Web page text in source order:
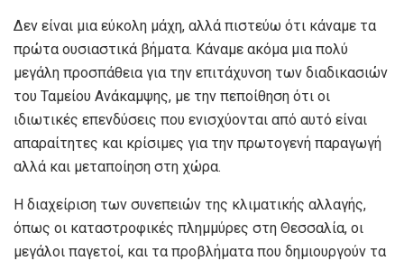
Δεν είναι μια εύκολη μάχη, αλλά πιστεύω ότι κάναμε τα
πρώτα ουσιαστικά βήματα. Κάναμε ακόμα μια πολύ
μεγάλη προσπάθεια για την επιτάχυνση των διαδικασιών
του Ταμείου Ανάκαμψης, με την πεποίθηση ότι οι
ιδιωτικές επενδύσεις που ενισχύονται από αυτό είναι
απαραίτητες και κρίσιμες για την πρωτογενή παραγωγή
αλλά και μεταποίηση στη χώρα.
Η διαχείριση των συνεπειών της κλιματικής αλλαγής,
όπως οι καταστροφικές πλημμύρες στη Θεσσαλία, οι
μεγάλοι παγετοί, και τα προβλήματα που δημιουργούν τα